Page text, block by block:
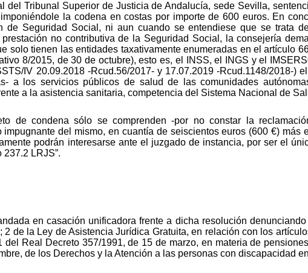
del Tribunal Superior de Justicia de Andalucía, sede Sevilla,
la codena en costas por importe de 600 euros. En
de Seguridad Social, ni aun cuando se entendiese que se trata
no contributiva de la Seguridad Social, la consejería
solo tienen las entidades taxativamente enumeradas en el artículo
8/2015, de 30 de octubre), esto es, el INSS, el INGS y el
IV 20.09.2018 -Rcud.56/2017- y 17.07.2019 -Rcud.1148/2018-)
a los servicios públicos de salud de las comunidades
a la asistencia sanitaria, competencia del Sistema Nacional de
de condena sólo se comprenden -por no constar la
impugnante del mismo, en cuantía de seiscientos euros (600 €) más
podrán interesarse ante el juzgado de instancia, por ser el
LRJS”.
en casación unificadora frente a dicha resolución
de la Ley de Asistencia Jurídica Gratuita, en relación con los
del Real Decreto 357/1991, de 15 de marzo, en materia de
de los Derechos y la Atención a las personas con discapacidad